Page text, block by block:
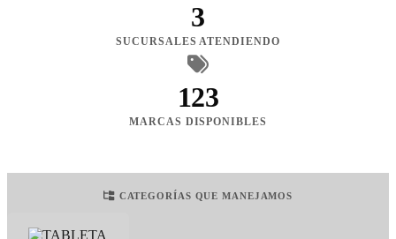
3
SUCURSALES ATENDIENDO
123
MARCAS DISPONIBLES
CATEGORÍAS QUE MANEJAMOS